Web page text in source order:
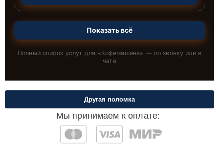
Показать всё
Полный список услуг для «Кофемашина» — по звонку или в
чате
Мы принимаем к оплате:
Другая поломка